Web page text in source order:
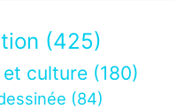
(425)
culture (180)
(84)